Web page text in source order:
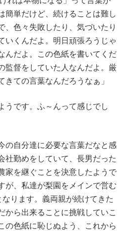
簡単だけど、続けることは難し
、色々失敗したり、気づいたり
いくんだよ。明日頑張ろうじゃ
んだよ。この色紙を書いてくだ
監督をしていた人なんだよ。厳
きての言葉なんだろうなぁ」
うです。ふ～んって感じでし
の自分達に必要な言葉だなと感
社勤めをしていて、長男だった
家を継ぐことを決意したようで
が、私達が梨園をメインで営む
ります。義両親が続けてきた
から出来ることに挑戦していこ
の色紙に恥じぬよう、これから